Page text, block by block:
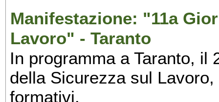
Manifestazione: "11a
Lavoro" - Taranto
In programma a Taranto, il
della Sicurezza sul
formativi.